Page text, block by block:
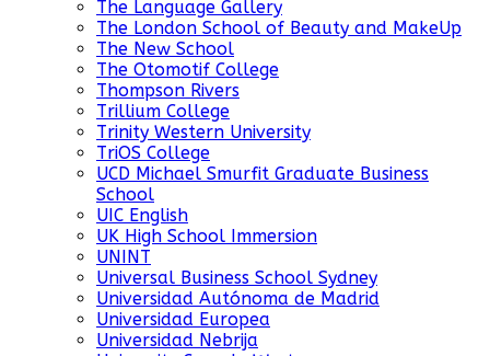
The Language Gallery
The London School of Beauty and MakeUp
The New School
The Otomotif College
Thompson Rivers
Trillium College
Trinity Western University
TriOS College
UCD Michael Smurfit Graduate Business
School
UIC English
UK High School Immersion
UNINT
Universal Business School Sydney
Universidad Autónoma de Madrid
Universidad Europea
Universidad Nebrija